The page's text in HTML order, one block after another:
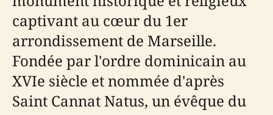
captivant au cœur du 1er
arrondissement de Marseille.
Fondée par l'ordre dominicain au
XVIe siècle et nommée d'après
Saint Cannat Natus, un évêque du